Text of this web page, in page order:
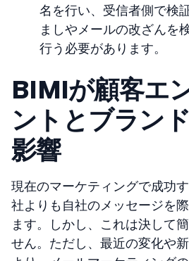
名を行い、受信者側で検
ましやメールの改ざんを
行う必要があります。
BIMIが顧客エ
ントとブラン
影響
現在のマーケティングで成功
社よりも自社のメッセージを
ます。しかし、これは決して
せん。ただし、最近の変化や